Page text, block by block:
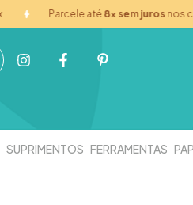
Parcele até 8x sem jurosnos
SUPRIMENTOS FERRAMENTAS